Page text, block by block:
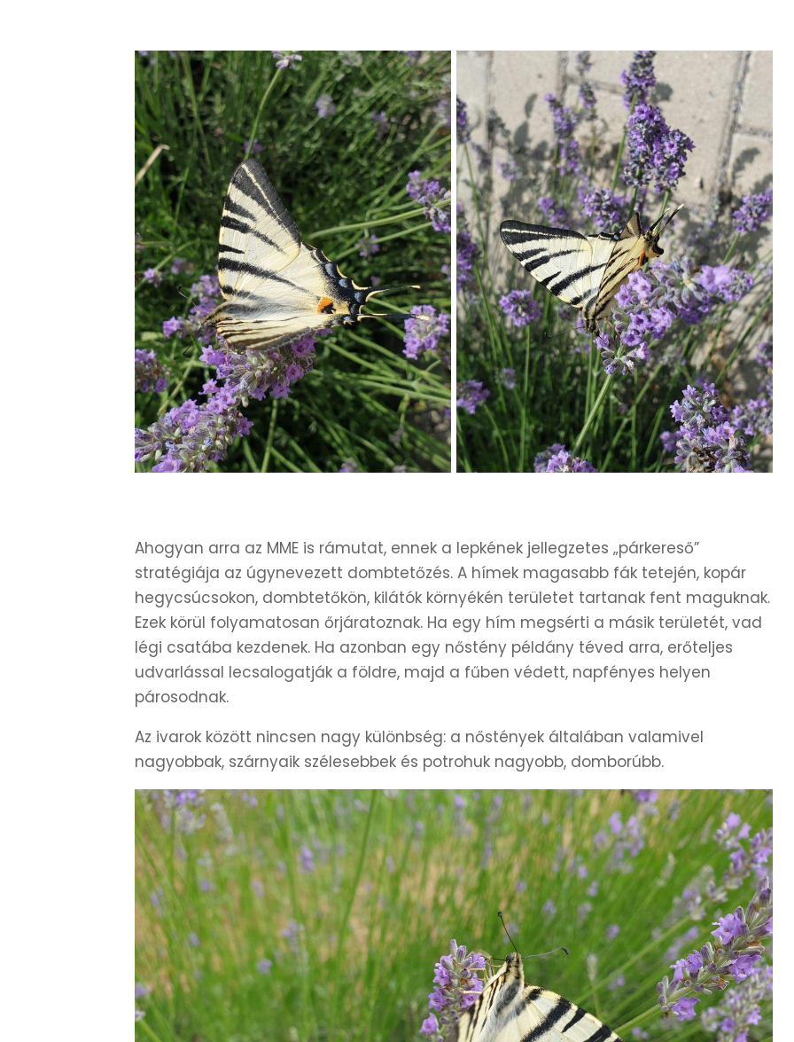
Ahogyan arra az MME is rámutat, ennek a lepkének jellegzetes „párkereső”
stratégiája az úgynevezett dombtetőzés. A hímek magasabb fák tetején, kopár
hegycsúcsokon, dombtetőkön, kilátók környékén területet tartanak fent maguknak.
Ezek körül folyamatosan őrjáratoznak. Ha egy hím megsérti a másik területét, vad
légi csatába kezdenek. Ha azonban egy nőstény példány téved arra, erőteljes
udvarlással lecsalogatják a földre, majd a fűben védett, napfényes helyen
párosodnak.
Az ivarok között nincsen nagy különbség: a nőstények általában valamivel
nagyobbak, szárnyaik szélesebbek és potrohuk nagyobb, domborúbb.